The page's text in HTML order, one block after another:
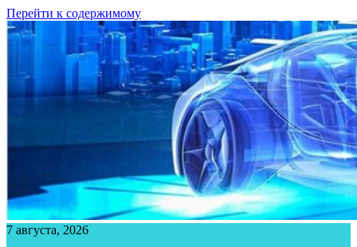
Перейти к содержимому
7 августа, 2026